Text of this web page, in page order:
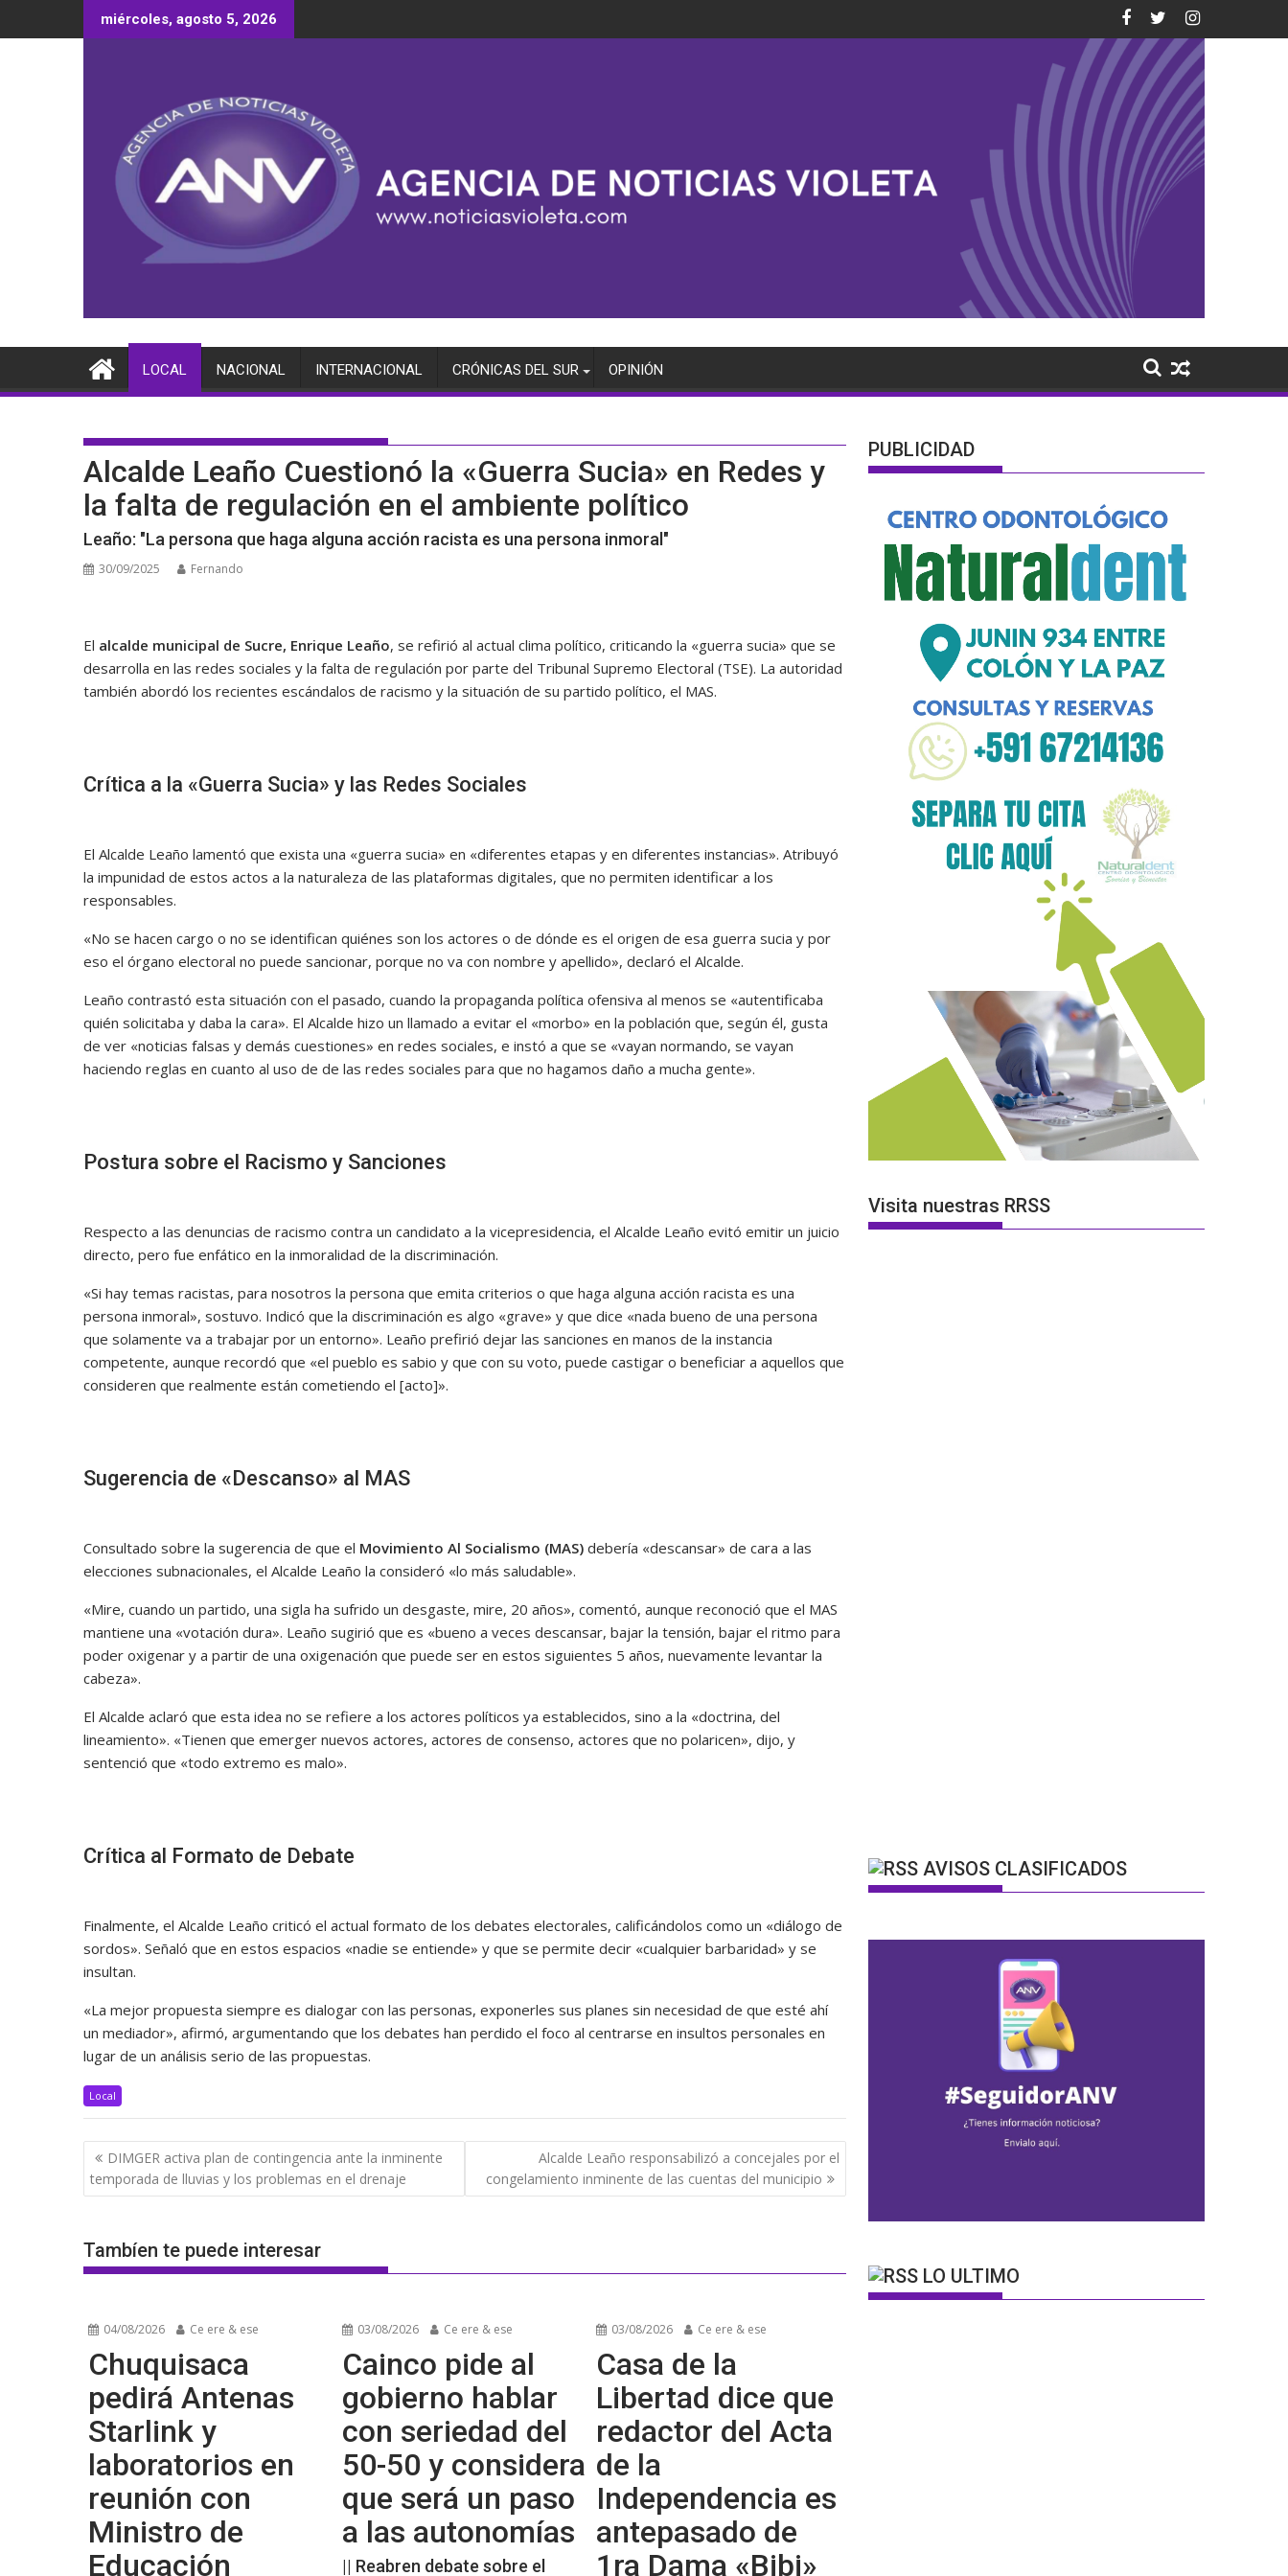
al
miércoles, agosto 5, 2026
LOCAL NACIONAL INTERNACIONAL CRÓNICAS DEL SUR OPINIÓN
Alcalde Leaño Cuestionó la «Guerra Sucia» en Redes y
la falta de regulación en el ambiente político
Leaño: "La persona que haga alguna acción racista es una persona inmoral"
30/09/2025 Fernando
El alcalde municipal de Sucre, Enrique Leaño, se refirió al actual clima político, criticando la «guerra sucia» que se
desarrolla en las redes sociales y la falta de regulación por parte del Tribunal Supremo Electoral (TSE). La autoridad
también abordó los recientes escándalos de racismo y la situación de su partido político, el MAS.
Crítica a la «Guerra Sucia» y las Redes Sociales
El Alcalde Leaño lamentó que exista una «guerra sucia» en «diferentes etapas y en diferentes instancias». Atribuyó
la impunidad de estos actos a la naturaleza de las plataformas digitales, que no permiten identificar a los
responsables.
«No se hacen cargo o no se identifican quiénes son los actores o de dónde es el origen de esa guerra sucia y por
eso el órgano electoral no puede sancionar, porque no va con nombre y apellido», declaró el Alcalde.
Leaño contrastó esta situación con el pasado, cuando la propaganda política ofensiva al menos se «autentificaba
quién solicitaba y daba la cara». El Alcalde hizo un llamado a evitar el «morbo» en la población que, según él, gusta
de ver «noticias falsas y demás cuestiones» en redes sociales, e instó a que se «vayan normando, se vayan
haciendo reglas en cuanto al uso de de las redes sociales para que no hagamos daño a mucha gente».
Postura sobre el Racismo y Sanciones
Respecto a las denuncias de racismo contra un candidato a la vicepresidencia, el Alcalde Leaño evitó emitir un juicio
directo, pero fue enfático en la inmoralidad de la discriminación.
«Si hay temas racistas, para nosotros la persona que emita criterios o que haga alguna acción racista es una
persona inmoral», sostuvo. Indicó que la discriminación es algo «grave» y que dice «nada bueno de una persona
que solamente va a trabajar por un entorno». Leaño prefirió dejar las sanciones en manos de la instancia
competente, aunque recordó que «el pueblo es sabio y que con su voto, puede castigar o beneficiar a aquellos que
consideren que realmente están cometiendo el [acto]».
Sugerencia de «Descanso» al MAS
Consultado sobre la sugerencia de que el Movimiento Al Socialismo (MAS) debería «descansar» de cara a las
elecciones subnacionales, el Alcalde Leaño la consideró «lo más saludable».
«Mire, cuando un partido, una sigla ha sufrido un desgaste, mire, 20 años», comentó, aunque reconoció que el MAS
mantiene una «votación dura». Leaño sugirió que es «bueno a veces descansar, bajar la tensión, bajar el ritmo para
poder oxigenar y a partir de una oxigenación que puede ser en estos siguientes 5 años, nuevamente levantar la
cabeza».
El Alcalde aclaró que esta idea no se refiere a los actores políticos ya establecidos, sino a la «doctrina, del
lineamiento». «Tienen que emerger nuevos actores, actores de consenso, actores que no polaricen», dijo, y
sentenció que «todo extremo es malo».
Crítica al Formato de Debate
Finalmente, el Alcalde Leaño criticó el actual formato de los debates electorales, calificándolos como un «diálogo de
sordos». Señaló que en estos espacios «nadie se entiende» y que se permite decir «cualquier barbaridad» y se
insultan.
«La mejor propuesta siempre es dialogar con las personas, exponerles sus planes sin necesidad de que esté ahí
un mediador», afirmó, argumentando que los debates han perdido el foco al centrarse en insultos personales en
lugar de un análisis serio de las propuestas.
Local
Navegación
de
entradas
DIMGER activa plan de contingencia ante la inminente
temporada de lluvias y los problemas en el drenaje
Alcalde Leaño responsabilizó a concejales por el
congelamiento inminente de las cuentas del municipio
Tambíen te puede interesar
04/08/2026 Ce ere & ese
Chuquisaca
pedirá Antenas
Starlink y
laboratorios en
reunión con
Ministro de
Educación
03/08/2026 Ce ere & ese
Cainco pide al
gobierno hablar
con seriedad del
50-50 y considera
que será un paso
a las autonomías
|| Reabren debate sobre el
03/08/2026 Ce ere & ese
Casa de la
Libertad dice que
redactor del Acta
de la
Independencia es
antepasado de
1ra Dama «Bibi»
PUBLICIDAD
Visita nuestras RRSS
AVISOS CLASIFICADOS
LO ULTIMO